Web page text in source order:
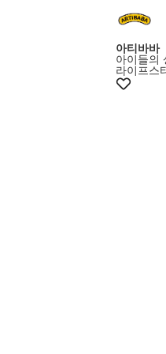
멤버
아티바바
아이들의
라이프스